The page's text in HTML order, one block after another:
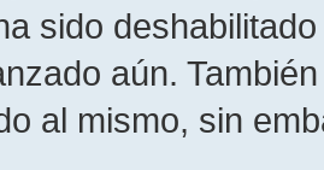
sido
aún.
al mismo, sin